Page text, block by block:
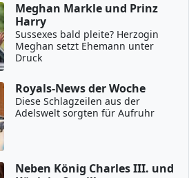
Meghan Markle und Prinz
Harry
Sussexes bald pleite? Herzogin
Meghan setzt Ehemann unter
Druck
Royals-News der Woche
Diese Schlagzeilen aus der
Adelswelt sorgten für Aufruhr
Neben König Charles III. und